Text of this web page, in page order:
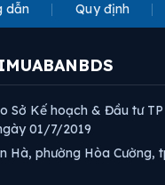
có thể kiếm
Đầu tư vào nhà
Sử dụng vốn
vay trở thành
Xác định sẵn
đợi.
Chú ý tránh
dẫn Quy định
Sở Kế hoạch & Đầu tư TP
01/7/2019
Hà, phường Hòa Cường,